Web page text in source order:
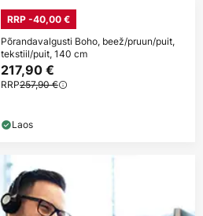
RRP -40,00 €
Põrandavalgusti Boho, beež/pruun/puit,
tekstiil/puit, 140 cm
217,90 €
RRP257,90 €
Laos